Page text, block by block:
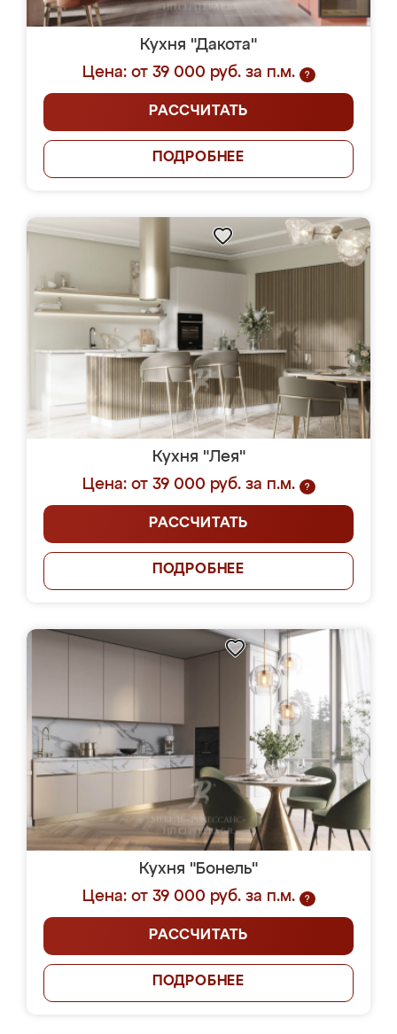
Кухня "Дакота"
Цена: от 39 000 руб. за п.м.
?
РАССЧИТАТЬ
ПОДРОБНЕЕ
Кухня "Лея"
Цена: от 39 000 руб. за п.м.
?
РАССЧИТАТЬ
ПОДРОБНЕЕ
Кухня "Бонель"
Цена: от 39 000 руб. за п.м.
?
РАССЧИТАТЬ
ПОДРОБНЕЕ